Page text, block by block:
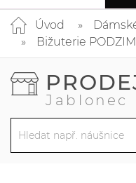
Úvod
Bižuterie
Jablonec